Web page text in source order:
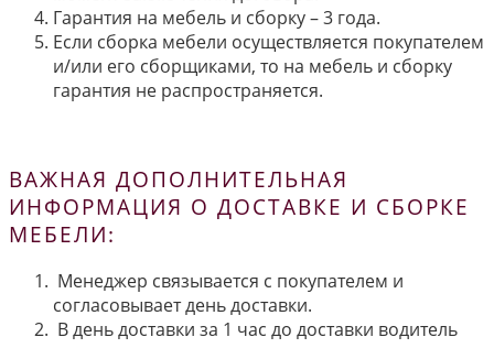
Гарантия на мебель и сборку – 3 года.
Если сборка мебели осуществляется покупателем
и/или его сборщиками, то на мебель и сборку
гарантия не распространяется.
ВАЖНАЯ ДОПОЛНИТЕЛЬНАЯ
ИНФОРМАЦИЯ О ДОСТАВКЕ И СБОРКЕ
МЕБЕЛИ:
Менеджер связывается с покупателем и
согласовывает день доставки.
В день доставки за 1 час до доставки водитель